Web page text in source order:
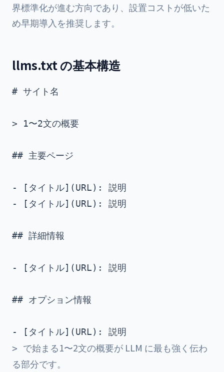
界標準化が進む方向であり、設置コストが低いた
め早期導入を推奨します。
llms.txt の基本構造
# サイト名
> 1〜2文の概要
## 主要ページ
- [タイトル](URL): 説明
- [タイトル](URL): 説明
## 詳細情報
- [タイトル](URL): 説明
## オプション情報
> で始まる1〜2文の概要が LLM に最も強く伝わ
る部分です。